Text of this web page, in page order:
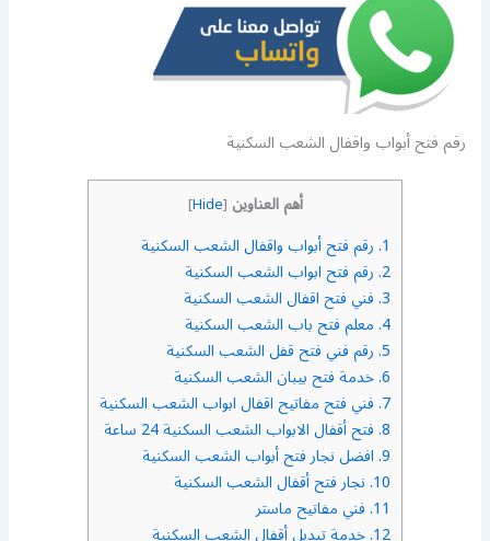
رقم فتح أبواب واقفال الشعب السكنية
أهم العناوين [
Hide
]
1. رقم فتح أبواب واقفال الشعب السكنية
2. رقم فتح ابواب الشعب السكنية
3. فني فتح اقفال الشعب السكنية
4. معلم فتح باب الشعب السكنية
5. رقم فني فتح قفل الشعب السكنية
6. خدمة فتح بيبان الشعب السكنية
7. فني فتح مفاتيح اقفال ابواب الشعب السكنية
8. فتح أقفال الابواب الشعب السكنية 24 ساعة
9. افضل نجار فتح أبواب الشعب السكنية
10. نجار فتح أقفال الشعب السكنية
11. فني مفاتيح ماستر